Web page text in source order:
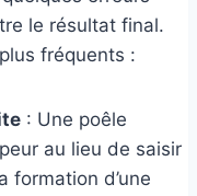
le résultat final.
fréquents :
: Une poêle
au lieu de saisir
formation d’une